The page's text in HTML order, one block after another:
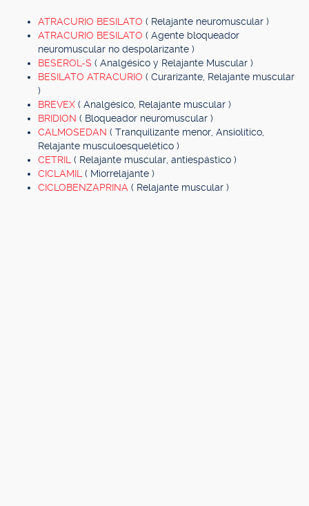
ATRACURIO BESILATO ( Relajante neuromuscular )
ATRACURIO BESILATO ( Agente bloqueador
neuromuscular no despolarizante )
BESEROL-S ( Analgésico y Relajante Muscular )
BESILATO ATRACURIO ( Curarizante, Relajante muscular
)
BREVEX ( Analgésico, Relajante muscular )
BRIDION ( Bloqueador neuromuscular )
CALMOSEDAN ( Tranquilizante menor, Ansiolítico,
Relajante musculoesquelético )
CETRIL ( Relajante muscular, antiespástico )
CICLAMIL ( Miorrelajante )
CICLOBENZAPRINA ( Relajante muscular )